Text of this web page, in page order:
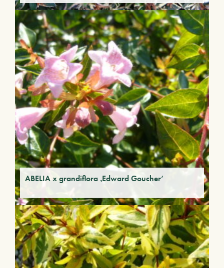
ABELIA x grandiflora ‚Edward Goucher‘